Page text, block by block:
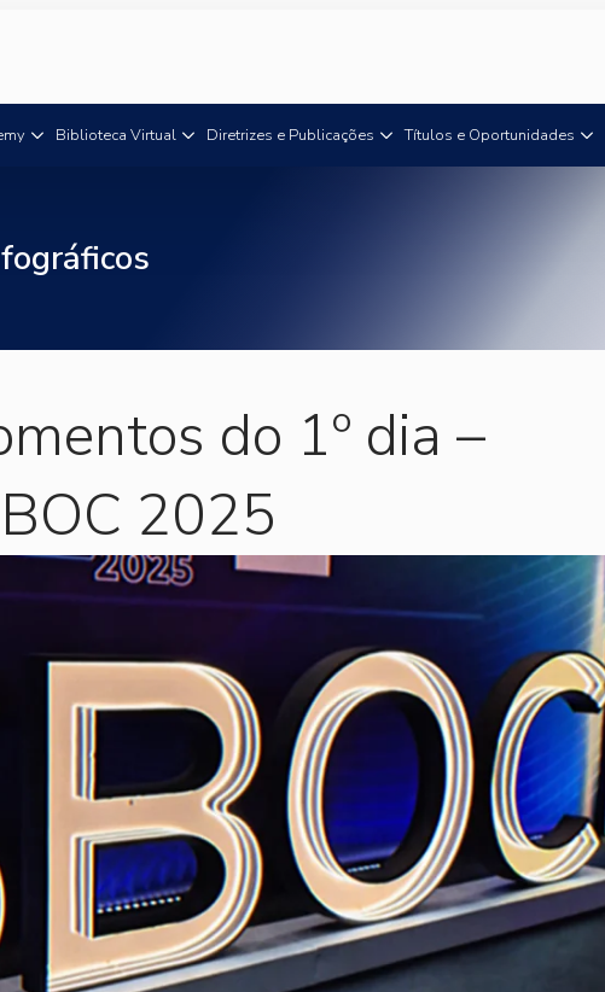
Biblioteca Virtual Diretrizes e Publicações Títulos e Oportunidades
do 1º dia –
2025